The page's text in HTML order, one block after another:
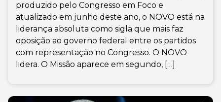
produzido pelo Congresso em Foco e
atualizado em junho deste ano, o NOVO está na
liderança absoluta como sigla que mais faz
oposição ao governo federal entre os partidos
com representação no Congresso. O NOVO
lidera. O Missão aparece em segundo, […]